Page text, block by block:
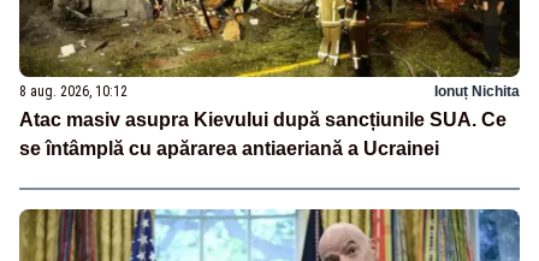
8 aug. 2026, 10:12 Ionuț Nichita
Atac masiv asupra Kievului după sancțiunile SUA. Ce
se întâmplă cu apărarea antiaeriană a Ucrainei